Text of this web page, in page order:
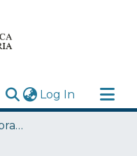
Log In (current)
Departamento de Obras Civiles